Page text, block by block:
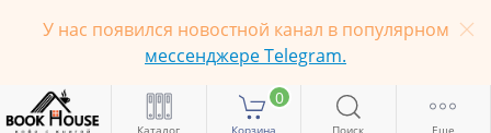
У нас появился новостной канал в популярном
мессенджере Telegram.
Каталог
0
Корзина Поиск Еще